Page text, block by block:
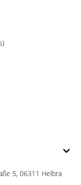
5, 06311 Helbra